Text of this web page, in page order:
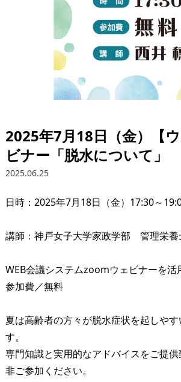
2025年7月18日（金）【
ビナー「脱水について」
2025.06.25
日時：2025年7月18日（金）17:30～
講師：神戸女子大学家政学部　管理栄
WEB会議システムzoomウェビナーを活
参加費／無料
夏は高齢者の方々が脱水症状を起しや
す。
専門知識と実用的なアドバイスをご提
非ご参加ください。